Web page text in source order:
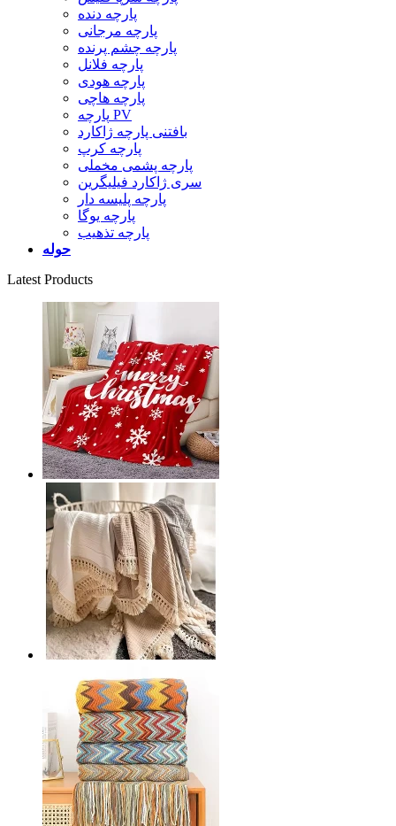
پارچه دنده
پارچه مرجانی
پارچه چشم پرنده
پارچه فلانل
پارچه هودی
پارچه هاچی
پارچه PV
بافتنی پارچه ژاکارد
پارچه کرپ
پارچه پشمی مخملی
سری ژاکارد فیلیگرین
پارچه پلیسه دار
پارچه یوگا
پارچه تذهیب
حوله
Latest Products